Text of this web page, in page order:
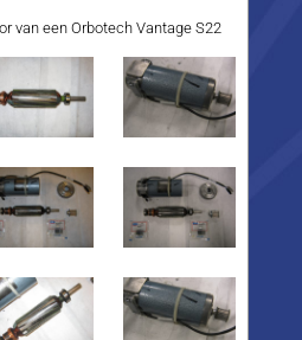
van een Orbotech Vantage S22